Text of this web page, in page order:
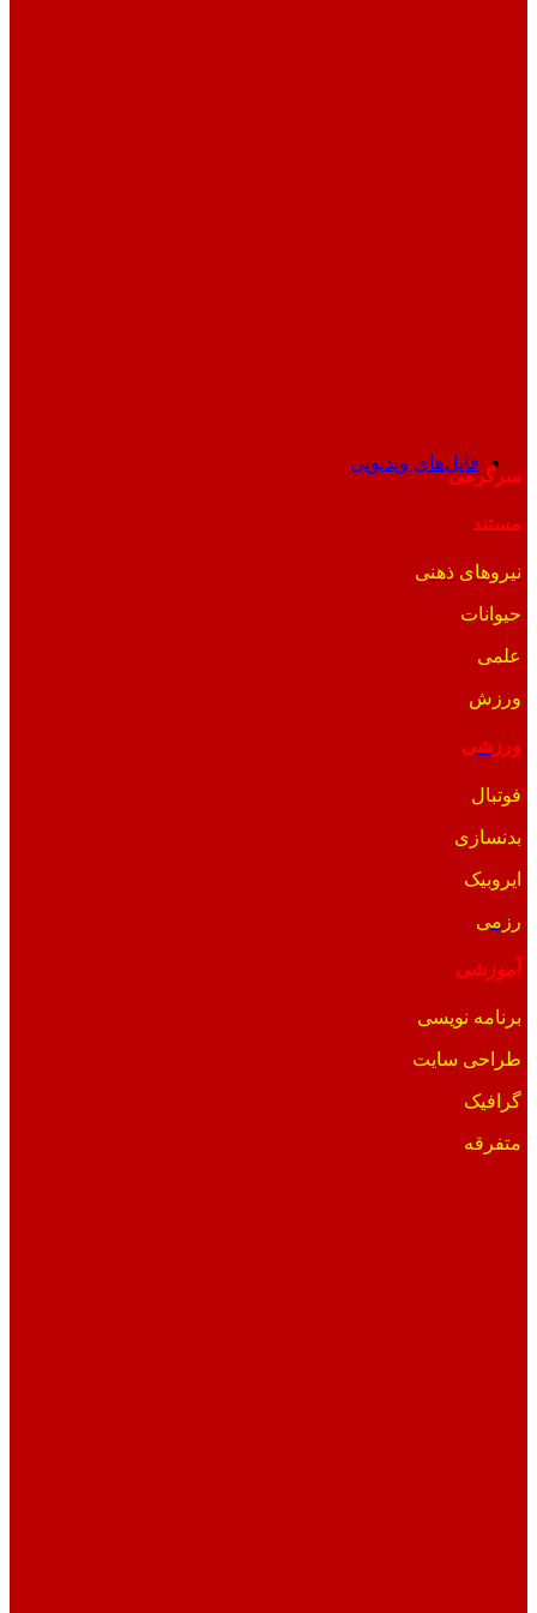
فایل‌های ویدیویی
سرگرمی
مستند
نیروهای ذهنی
حیوانات
علمی
ورزش
ورزشی
فوتبال
بدنسازی
ایروبیک
رزمی
آموزشی
برنامه نویسی
طراحی سایت
گرافیک
متفرقه